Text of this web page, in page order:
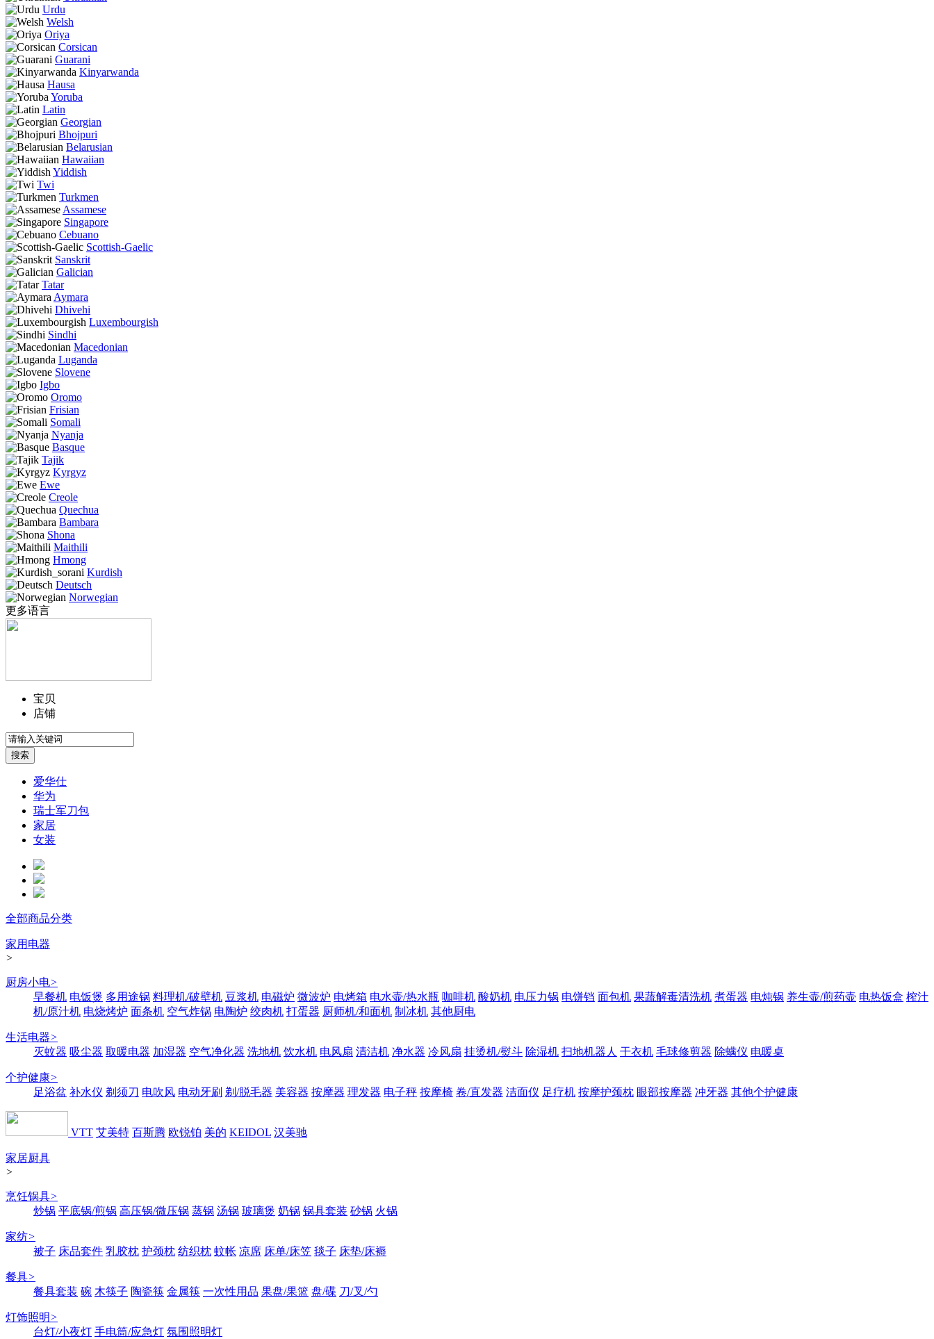
Urdu
Welsh
Oriya
Corsican
Guarani
Kinyarwanda
Hausa
Yoruba
Latin
Georgian
Bhojpuri
Belarusian
Hawaiian
Yiddish
Twi
Turkmen
Assamese
Singapore
Cebuano
Scottish-Gaelic
Sanskrit
Galician
Tatar
Aymara
Dhivehi
Luxembourgish
Sindhi
Macedonian
Luganda
Slovene
Igbo
Oromo
Frisian
Somali
Nyanja
Basque
Tajik
Kyrgyz
Ewe
Creole
Quechua
Bambara
Shona
Maithili
Hmong
Kurdish
Deutsch
Norwegian
更多语言
宝贝
店铺
爱华仕
华为
瑞士军刀包
家居
女装
全部商品分类
家用电器
>
厨房小电>
早餐机 电饭煲 多用途锅 料理机/破壁机 豆浆机 电磁炉 微波炉 电烤箱 电水壶/热水瓶 咖啡机 酸奶机 电压力锅 电饼铛 面包机 果蔬解毒清洗机 煮蛋器 电炖锅 养生壶/煎药壶 电热饭盒 榨汁
机/原汁机 电烧烤炉 面条机 空气炸锅 电陶炉 绞肉机 打蛋器 厨师机/和面机 制冰机 其他厨电
生活电器>
灭蚊器 吸尘器 取暖电器 加湿器 空气净化器 洗地机 饮水机 电风扇 清洁机 净水器 冷风扇 挂烫机/熨斗 除湿机 扫地机器人 干衣机 毛球修剪器 除螨仪 电暖桌
个护健康>
足浴盆 补水仪 剃须刀 电吹风 电动牙刷 剃/脱毛器 美容器 按摩器 理发器 电子秤 按摩椅 卷/直发器 洁面仪 足疗机 按摩护颈枕 眼部按摩器 冲牙器 其他个护健康
VTT 艾美特 百斯腾 欧锐铂 美的 KEIDOL 汉美驰
家居厨具
>
烹饪锅具>
炒锅 平底锅/煎锅 高压锅/微压锅 蒸锅 汤锅 玻璃煲 奶锅 锅具套装 砂锅 火锅
家纺>
被子 床品套件 乳胶枕 护颈枕 纺织枕 蚊帐 凉席 床单/床笠 毯子 床垫/床褥
餐具>
餐具套装 碗 木筷子 陶瓷筷 金属筷 一次性用品 果盘/果篮 盘/碟 刀/叉/勺
灯饰照明>
台灯/小夜灯 手电筒/应急灯 氛围照明灯